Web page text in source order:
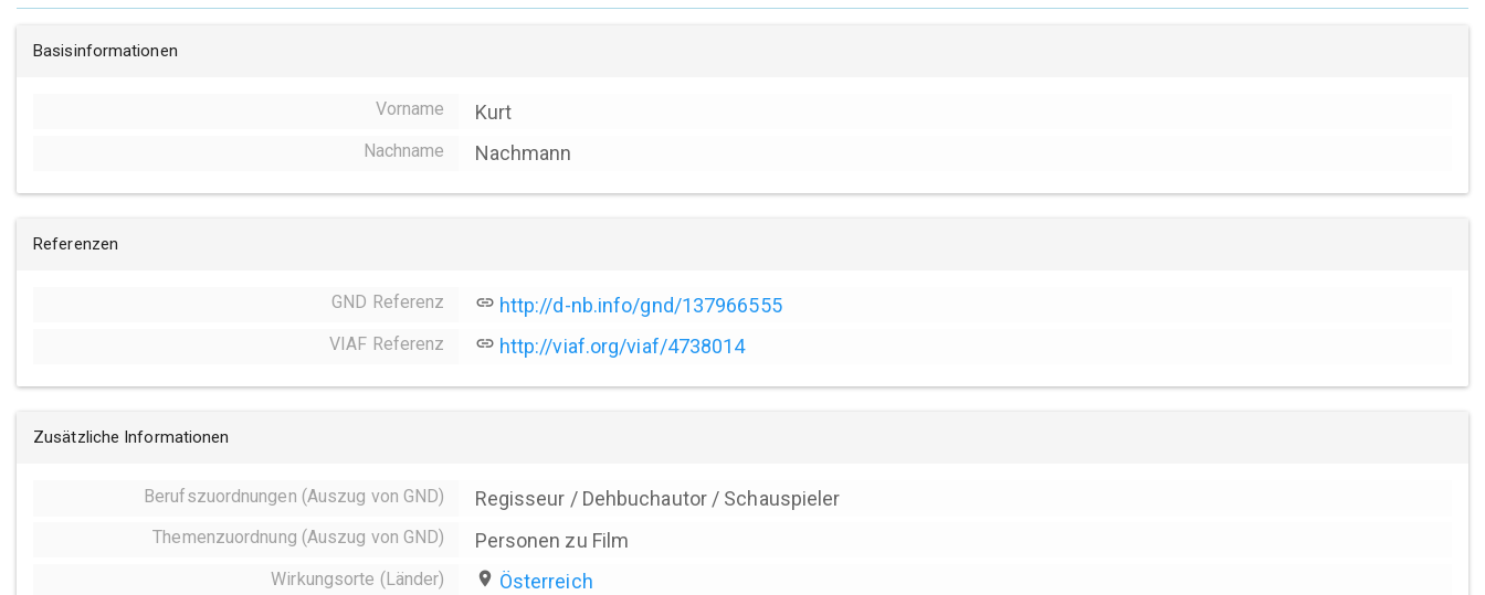
Basisinformationen
Vorname Kurt
Nachname Nachmann
Referenzen
GND Referenz link http://d-nb.info/gnd/137966555
VIAF Referenz link http://viaf.org/viaf/4738014
Zusätzliche Informationen
Berufszuordnungen (Auszug von GND) Regisseur / Dehbuchautor / Schauspieler
Themenzuordnung (Auszug von GND) Personen zu Film
Wirkungsorte (Länder) place Österreich